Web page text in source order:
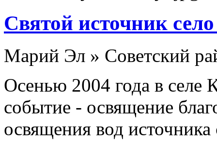
Святой источник
Марий Эл » Советский
Осенью 2004 года в селе
событие - освящение
освящения вод